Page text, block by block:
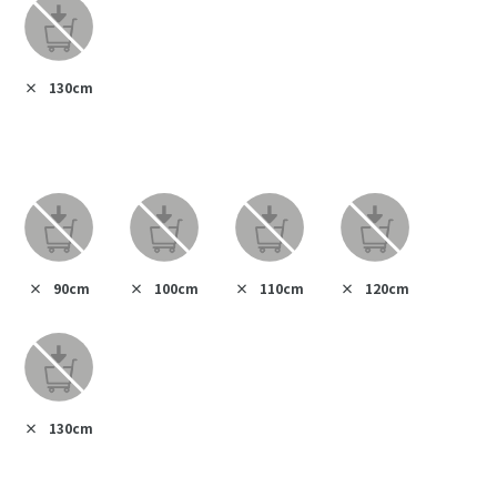
× 130cm
× 90cm × 100cm × 110cm × 120cm
× 130cm